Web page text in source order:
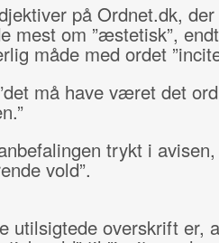
på Ordnet.dk, der
mest om ”æstetisk”,
måde med ordet
må have været det
trykt i
vold”.
utilsigtede overskrift er,